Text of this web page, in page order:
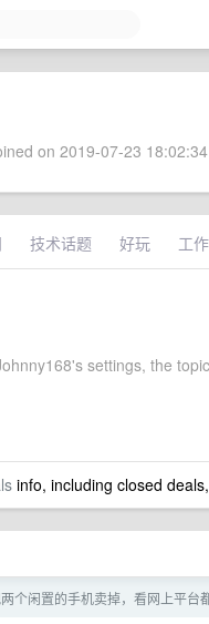
on 2019-07-23
技术话题 好玩 工
settings, the
info, including closed
个闲置的手机卖掉，看网上平台